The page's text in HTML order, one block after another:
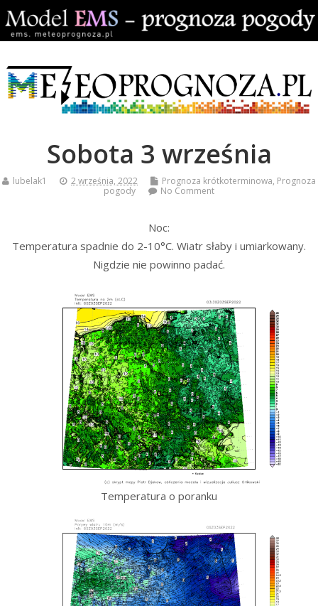
Sobota 3 września
lubelak1 2 września, 2022 Prognoza krótkoterminowa, Prognoza
pogody
No Comment
Noc:
Temperatura spadnie do 2-10°C. Wiatr słaby i umiarkowany.
Nigdzie nie powinno padać.
Temperatura o poranku